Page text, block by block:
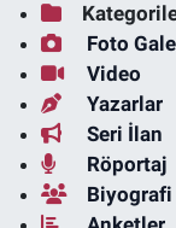
Foto
Video
Yazarlar
Seri İlan
Röportaj
Biyografi